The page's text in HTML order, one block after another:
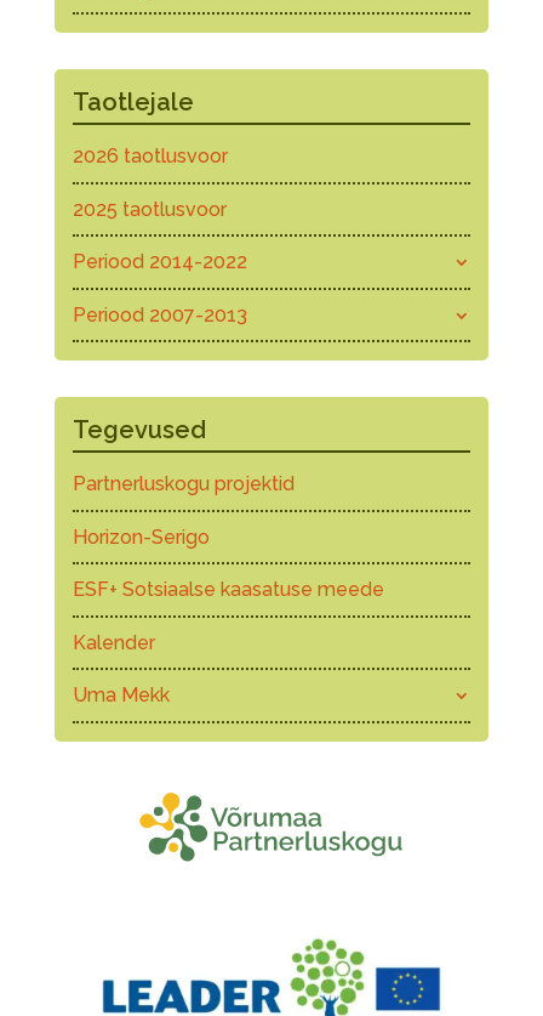
Taotlejale
2026 taotlusvoor
2025 taotlusvoor
Periood 2014-2022
Periood 2007-2013
Tegevused
Partnerluskogu projektid
Horizon-Serigo
ESF+ Sotsiaalse kaasatuse meede
Kalender
Uma Mekk